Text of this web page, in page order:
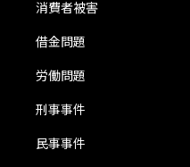
消費者被害
借金問題
労働問題
刑事事件
民事事件